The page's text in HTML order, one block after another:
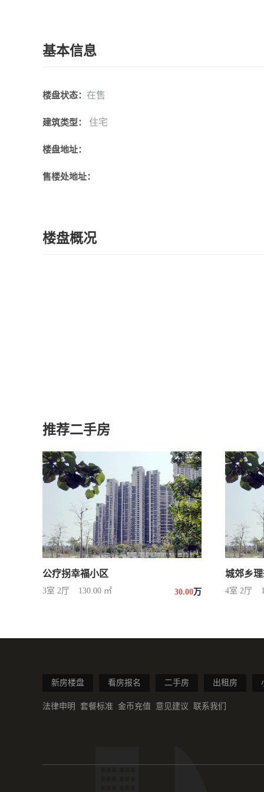
基本信息
楼盘状态： 在售
建筑类型： 住宅
楼盘地址：
售楼处地址：
楼盘概况
推荐二手房
公疗拐幸福小区
3室 2厅 130.00 ㎡ 30.00万
城郊乡
4室 2厅
新房楼盘 看房报名 二手房 出租房
法律申明 套餐标准 金币充值 意见建议 联系我们